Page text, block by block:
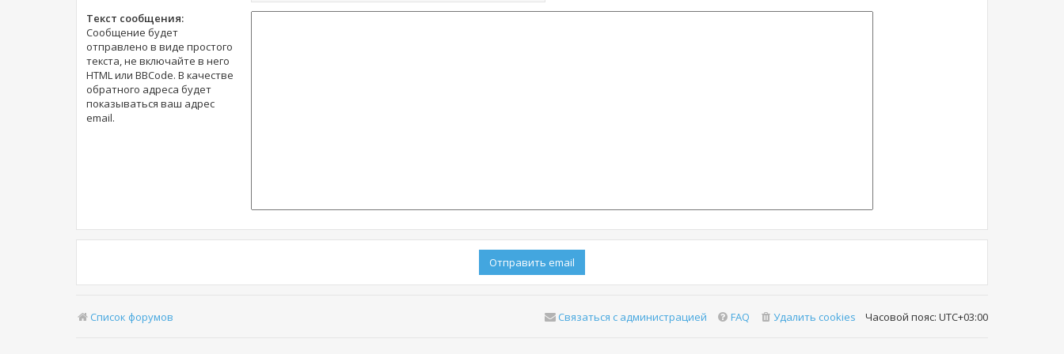
Текст сообщения:
Сообщение будет
отправлено в виде простого
текста, не включайте в него
HTML или BBCode. В качестве
обратного адреса будет
показываться ваш адрес
email.
Список форумов Часовой пояс: UTC+03:00
Удалить cookies
FAQ
Связаться с администрацией